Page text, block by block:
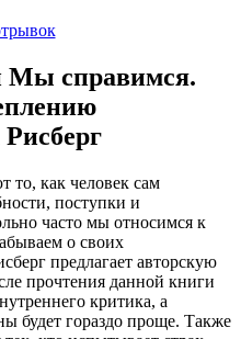
Мы справимся.
то, как человек сам
поступки и
часто мы относимся к
о своих
предлагает авторскую
прочтения данной книги
критика, а
будет гораздо проще. Также